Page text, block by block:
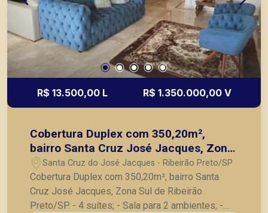
R$ 13.500,00 L R$ 1.350.000,00 V
Cobertura Duplex com 350,20m²,
bairro Santa Cruz José Jacques, Zona
Sul de Ribeirão Preto/SP.
Santa Cruz do José Jacques - Ribeirão Preto/SP
Cobertura Duplex com 350,20m², bairro Santa
Cruz José Jacques, Zona Sul de Ribeirão
Preto/SP. - 4 suítes; - Sala para 2 ambientes; -